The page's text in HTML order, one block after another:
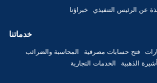
عن الرئيس التنفيذي خبراؤنا
خدماتنا
فتح حسابات مصرفية
المحاسبة والضرائب
الذهبية الخدمات التجارية